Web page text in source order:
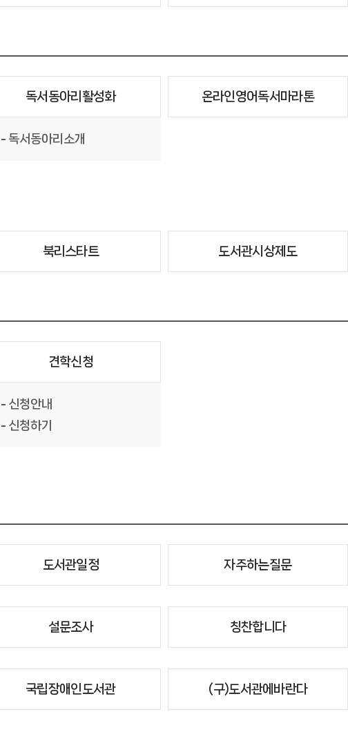
독서동아리활성화
독서동아리소개
온라인영어독서마라톤
북리스타트 도서관시상제도
견학신청
신청안내
신청하기
도서관일정 자주하는질문
설문조사 칭찬합니다
국립장애인도서관 (구)도서관에바란다